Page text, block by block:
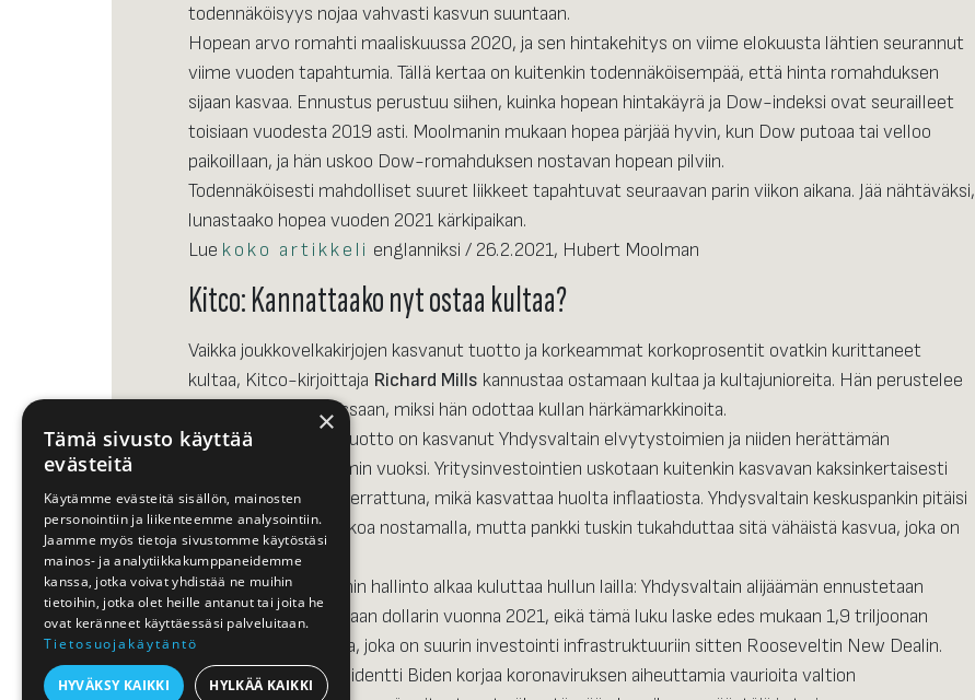
todennäköisyys nojaa vahvasti kasvun suuntaan.
Hopean arvo romahti maaliskuussa 2020, ja sen hintakehitys on viime elokuusta lähtien seurannut
viime vuoden tapahtumia. Tällä kertaa on kuitenkin todennäköisempää, että hinta romahduksen
sijaan kasvaa. Ennustus perustuu siihen, kuinka hopean hintakäyrä ja Dow-indeksi ovat seurailleet
toisiaan vuodesta 2019 asti. Moolmanin mukaan hopea pärjää hyvin, kun Dow putoaa tai velloo
paikoillaan, ja hän uskoo Dow-romahduksen nostavan hopean pilviin.
Todennäköisesti mahdolliset suuret liikkeet tapahtuvat seuraavan parin viikon aikana. Jää nähtäväksi,
lunastaako hopea vuoden 2021 kärkipaikan.
Lue koko artikkeli englanniksi / 26.2.2021, Hubert Moolman
Kitco: Kannattaako nyt ostaa kultaa?
Vaikka joukkovelkakirjojen kasvanut tuotto ja korkeammat korkoprosentit ovatkin kurittaneet
kultaa, Kitco-kirjoittaja Richard Mills kannustaa ostamaan kultaa ja kultajunioreita. Hän perustelee
kattavassa artikkelissaan, miksi hän odottaa kullan härkämarkkinoita.
Joukkovelkakirjojen tuotto on kasvanut Yhdysvaltain elvytystoimien ja niiden herättämän
talouskasvuoptimismin vuoksi. Yritysinvestointien uskotaan kuitenkin kasvavan kaksinkertaisesti
muuhun talouteen verrattuna, mikä kasvattaa huolta inflaatiosta. Yhdysvaltain keskuspankin pitäisi
hallita inflaatiota korkoa nostamalla, mutta pankki tuskin tukahduttaa sitä vähäistä kasvua, joka on
ehtinyt jo tapahtua.
Samaan aikaan Bidenin hallinto alkaa kuluttaa hullun lailla: Yhdysvaltain alijäämän ennustetaan
kasvavan 2,6 triljoonaan dollarin vuonna 2021, eikä tämä luku laske edes mukaan 1,9 triljoonan
elvytyssuunnitelmaa, joka on suurin investointi infrastruktuuriin sitten Rooseveltin New Dealin.
Sen lisäksi, että presidentti Biden korjaa koronaviruksen aiheuttamia vaurioita valtion
×
Tämä sivusto käyttää
evästeitä
Käytämme evästeitä sisällön, mainosten
personointiin ja liikenteemme analysointiin.
Jaamme myös tietoja sivustomme käytöstäsi
mainos- ja analytiikkakumppaneidemme
kanssa, jotka voivat yhdistää ne muihin
tietoihin, jotka olet heille antanut tai joita he
ovat keränneet käyttäessäsi palveluitaan.
Tietosuojakäytäntö
HYVÄKSY KAIKKI HYLKÄÄ KAIKKI